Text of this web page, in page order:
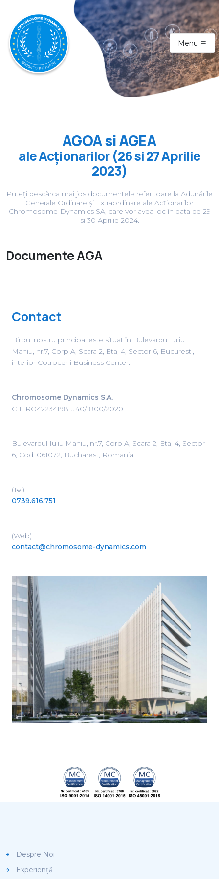
Menu
AGOA si AGEA
ale Acționarilor (26 si 27 Aprilie
2023)
Puteți descărca mai jos documentele referitoare la Adunările
Generale Ordinare și Extraordinare ale Acționarilor
Chromosome-Dynamics SA, care vor avea loc în data de 29
si 30 Aprilie 2024.
Documente AGA
Contact
Biroul nostru principal este situat în Bulevardul Iuliu
Maniu, nr.7, Corp A, Scara 2, Etaj 4, Sector 6, Bucuresti,
interior Cotroceni Business Center.
Chromosome Dynamics S.A.
CIF RO42234198, J40/1800/2020
Bulevardul Iuliu Maniu, nr.7, Corp A, Scara 2, Etaj 4, Sector
6, Cod. 061072, Bucharest, Romania
(Tel)
0739.616.751
(Web)
contact@chromosome-dynamics.com
Despre Noi
Experiență